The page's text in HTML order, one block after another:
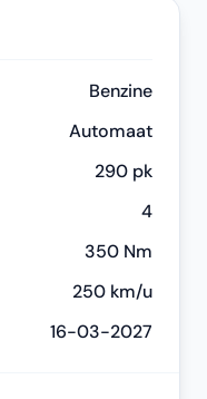
Benzine
Automaat
290 pk
4
350 Nm
250 km/u
16-03-2027